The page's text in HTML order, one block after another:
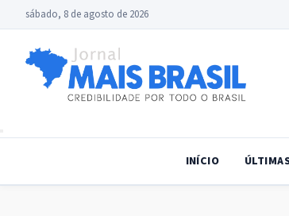
sábado, 8 de agosto de 2026
INÍCIO